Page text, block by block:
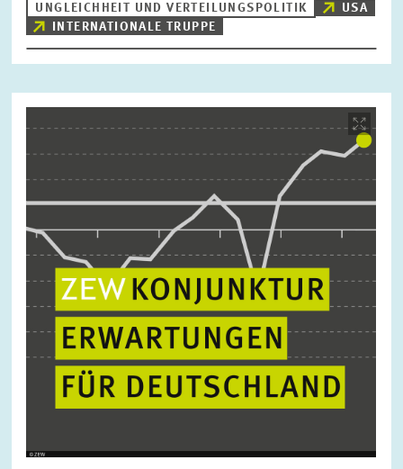
UNGLEICHHEIT UND VERTEILUNGSPOLITIK
USA
INTERNATIONALE TRUPPE
öffnet
Ansicht